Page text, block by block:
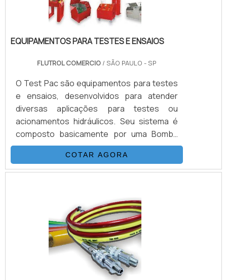
EQUIPAMENTOS PARA TESTES E ENSAIOS
FLUTROL COMERCIO / SÃO PAULO - SP
O Test Pac são equipamentos para testes
e ensaios, desenvolvidos para atender
diversas aplicações para testes ou
acionamentos hidráulicos. Seu sistema é
composto basicamente por uma Bomba
Hidropneumática Haskel, kit de preparação
de ar, conjunto de filtros, válvulas, skid
tubular carbono ou inox, ou tanque inox.As
comprimido de compressor ou Nitrogênio,
alguns modelos geram altas pressões
hidráulicas reguláveis até 15.000 psi (1.000
bar), nessas configurações. Pa.
COTAR AGORA